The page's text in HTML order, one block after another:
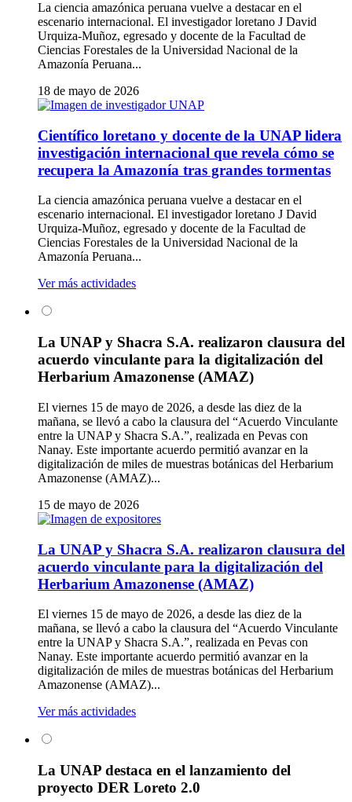
La ciencia amazónica peruana vuelve a destacar en el
escenario internacional. El investigador loretano J David
Urquiza-Muñoz, egresado y docente de la Facultad de
Ciencias Forestales de la Universidad Nacional de la
Amazonía Peruana...
18 de mayo de 2026
Científico loretano y docente de la UNAP lidera
investigación internacional que revela cómo se
recupera la Amazonía tras grandes tormentas
La ciencia amazónica peruana vuelve a destacar en el
escenario internacional. El investigador loretano J David
Urquiza-Muñoz, egresado y docente de la Facultad de
Ciencias Forestales de la Universidad Nacional de la
Amazonía Peruana...
Ver más actividades
La UNAP y Shacra S.A. realizaron clausura del
acuerdo vinculante para la digitalización del
Herbarium Amazonense (AMAZ)
El viernes 15 de mayo de 2026, a desde las diez de la
mañana, se llevó a cabo la clausura del “Acuerdo Vinculante
entre la UNAP y Shacra S.A.”, realizada en Pevas con
Nanay. Este importante acuerdo permitió avanzar en la
digitalización de miles de muestras botánicas del Herbarium
Amazonense (AMAZ)...
15 de mayo de 2026
La UNAP y Shacra S.A. realizaron clausura del
acuerdo vinculante para la digitalización del
Herbarium Amazonense (AMAZ)
El viernes 15 de mayo de 2026, a desde las diez de la
mañana, se llevó a cabo la clausura del “Acuerdo Vinculante
entre la UNAP y Shacra S.A.”, realizada en Pevas con
Nanay. Este importante acuerdo permitió avanzar en la
digitalización de miles de muestras botánicas del Herbarium
Amazonense (AMAZ)...
Ver más actividades
La UNAP destaca en el lanzamiento del
proyecto DER Loreto 2.0